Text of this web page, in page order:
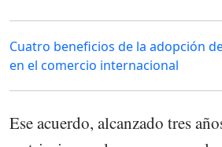
Cuatro beneficios de la adopción
en el comercio internacional
Ese acuerdo, alcanzado tres